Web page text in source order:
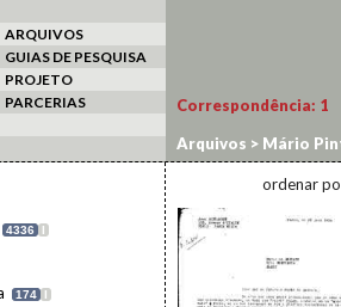
ARQUIVOS
GUIAS DE PESQUISA
PROJETO
PARCERIAS
4336 I
174 I
Correspondência: 1
Arquivos > Mário
ordenar